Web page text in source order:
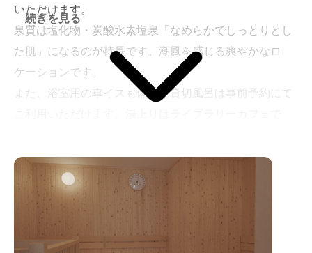
いただけます。
泉質は塩化物・炭酸水素塩泉「なめらかでしっとりとし
た肌」になるのが特長です。潮風を感じる爽やかなロ
ケーションです。
また、浴室用の車イスも備えた貸切風呂は事前予約にて
PRIVATE BATH＜貸切風呂>
車イスを使用しているお客様や、ご家族でのご利用希望
されるお客様にお使いいただけます。
特に車イスを使用されているお客様がご利用しやすいよ
続きを見る